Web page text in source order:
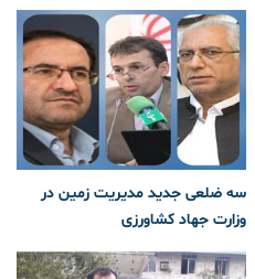
سه ‌ضلعی جدید مدیریت زمین در
وزارت جهاد کشاورزی